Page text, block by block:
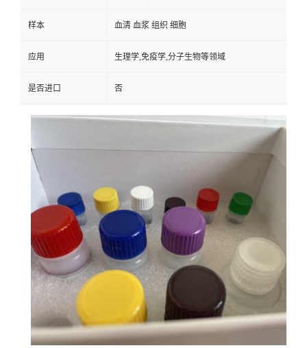
样本 血清 血浆 组织 细胞
应用 生理学,免疫学,分子生物等领域
是否进口 否